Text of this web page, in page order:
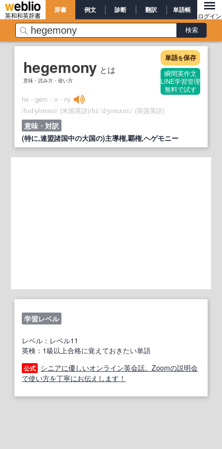
英和和英辞書
辞書 例文 診断 翻訳 単語帳
ログイン
hegemony とは
意味・読み方・使い方
単語を保存
瞬間英作文
LINE学習管理
無料で試す
he・gem・o・ny
/hɪdʒéməni/ (米国英語)/hi:ˈdʒemʌni:/ (英国英語)
意味・対訳
(特に,連盟諸国中の大国の)主導権,覇権,ヘゲモニー
学習レベル
レベル：レベル11
英検：1級以上合格に覚えておきたい単語
公式
シニアに優しいオンライン英会話。Zoomの説明会
で使い方を丁寧にお伝えします！